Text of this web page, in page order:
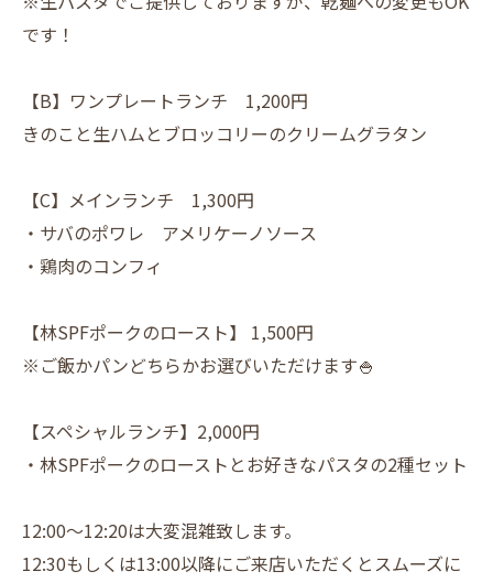
です！
【B】ワンプレートランチ 1,200円
きのこと生ハムとブロッコリーのクリームグラタン
【C】メインランチ 1,300円
・サバのポワレ アメリケーノソース
・鶏肉のコンフィ
【​林SPFポークのロースト】 1,500円
※ご飯かパンどちらかお選びいただけます🍚
【スペシャルランチ】2,000円
・林SPFポークのローストとお好きなパスタの2種セット
12:00～12:20は大変混雑致します。
12:30もしくは13:00以降にご来店いただくとスムーズに